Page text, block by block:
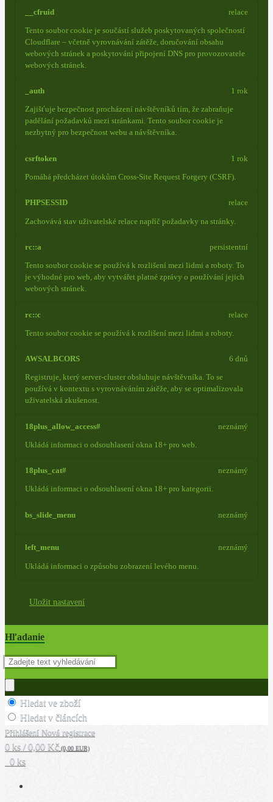
__cfruid
Tento soubor cookie je součástí služeb poskytovaných společností
Cloudflare – včetně vyrovnávání zátěže, doručování obsahu
webových stránek a poskytování připojení DNS pro provozovatele
webových stránek.
relace
_auth
Zajišťuje bezpečnost procházení návštěvníků tím, že zabraňuje
padělání požadavků mezi stránkami. Tento soubor cookie je
nezbytný pro bezpečnost webu a návštěvníka.
1 rok
csrftoken
Pomáhá předcházet útokům Cross-Site Request Forgery (CSRF).
1 rok
PHPSESSID
Zachovává stav uživatelské relace napříč požadavky na stránky.
relace
rc::a
Tento soubor cookie se používá k rozlišení mezi lidmi a roboty. To
je výhodné pro web, aby vytvářet platné zprávy o používání jejich
webových stránek.
persistentní
rc::c
Tento soubor cookie se používá k rozlišení mezi lidmi a roboty.
relace
AWSALBCORS
Registruje, který server-cluster obsluhuje návštěvníka. To se
používá v kontextu s vyrovnáváním zátěže, aby se optimalizovala
uživatelská zkušenost.
6 dnů
18plus_allow_access#
Ukládá informaci o odsouhlasení okna 18+ pro web.
neznámý
18plus_cat#
Ukládá informaci o odsouhlasení okna 18+ pro kategorii.
neznámý
bs_slide_menu neznámý
left_menu
Ukládá informaci o způsobu zobrazení levého menu.
neznámý
Uložit nastavení
Hľadanie
Hledat ve zboží
Hledat v článcích
Přihlášení Nová registrace
0 ks / 0,00 Kč (0,00 EUR)
0 ks